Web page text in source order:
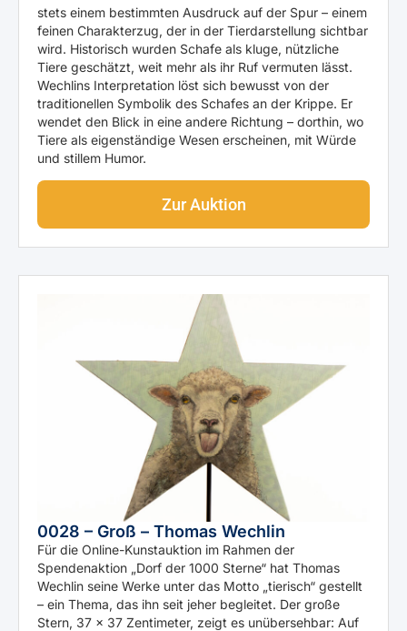
stets einem bestimmten Ausdruck auf der Spur – einem
feinen Charakterzug, der in der Tierdarstellung sichtbar
wird. Historisch wurden Schafe als kluge, nützliche
Tiere geschätzt, weit mehr als ihr Ruf vermuten lässt.
Wechlins Interpretation löst sich bewusst von der
traditionellen Symbolik des Schafes an der Krippe. Er
wendet den Blick in eine andere Richtung – dorthin, wo
Tiere als eigenständige Wesen erscheinen, mit Würde
und stillem Humor.
Zur Auktion
0028 – Groß – Thomas Wechlin
Für die Online-Kunstauktion im Rahmen der
Spendenaktion „Dorf der 1000 Sterne“ hat Thomas
Wechlin seine Werke unter das Motto „tierisch“ gestellt
– ein Thema, das ihn seit jeher begleitet. Der große
Stern, 37 × 37 Zentimeter, zeigt es unübersehbar: Auf